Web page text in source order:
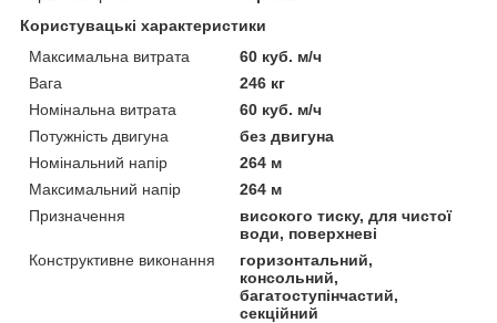
Користувацькi характеристики
Максимальна витрата
60 куб. м/ч
Вага
246 кг
Номінальна витрата
60 куб. м/ч
Потужність двигуна
без двигуна
Номінальний напір
264 м
Максимальний напір
264 м
Призначення
високого тиску, для чистої
води, поверхневі
Конструктивне виконання
горизонтальний,
консольний,
багатоступінчастий,
секційний